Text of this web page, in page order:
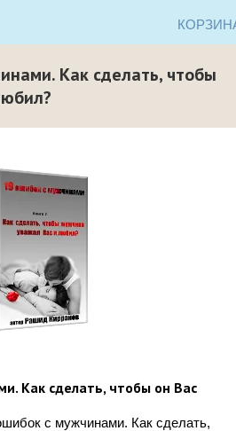
Как сделать, чтобы
Как сделать, чтобы он Вас
с мужчинами. Как сделать,